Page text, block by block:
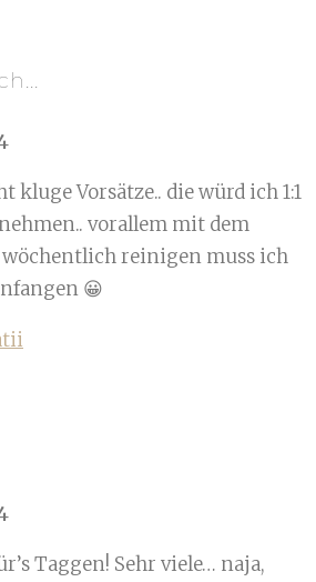
kluge Vorsätze.. die würd ich 1:1
vorallem mit dem
reinigen muss ich
😀
Taggen! Sehr viele… naja,